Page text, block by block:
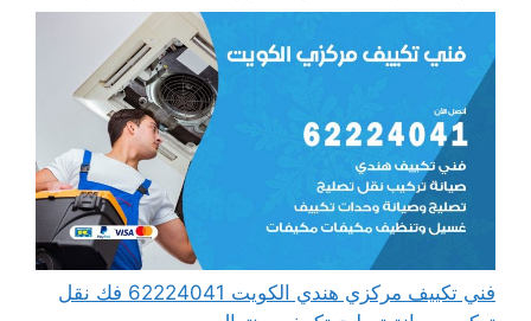
فني تكييف مركزي هندي الكويت 62224041 فك نقل